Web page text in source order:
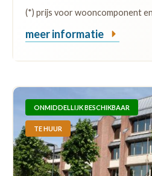
(*) prijs voor wooncomponent
meer informatie
ONMIDDELLIJK BESCHIKBAAR
TE HUUR